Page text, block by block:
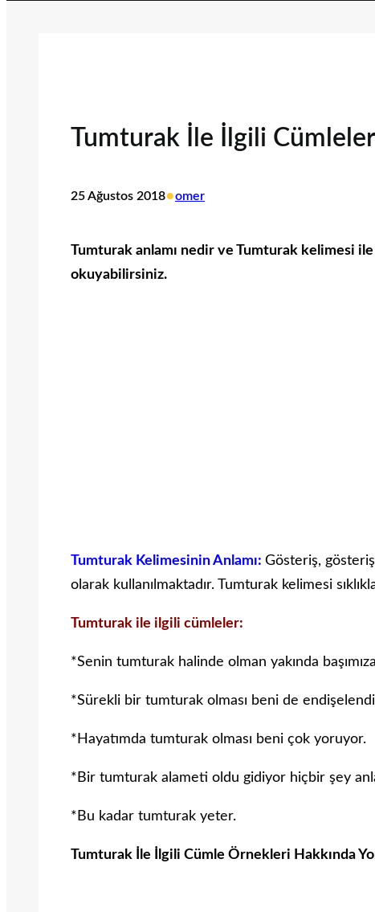
Tumturak İle İlgili Cümleler
25 Ağustos 2018•omer
Tumturak anlamı nedir ve Tumturak kelimesi ile
okuyabilirsiniz.
Tumturak Kelimesinin Anlamı: Gösteriş,
olarak kullanılmaktadır. Tumturak kelimesi
Tumturak ile ilgili cümleler:
*Senin tumturak halinde olman yakında
*Sürekli bir tumturak olması beni de
*Hayatımda tumturak olması beni çok yoruyor.
*Bir tumturak alameti oldu gidiyor hiçbir şey
*Bu kadar tumturak yeter.
Tumturak İle İlgili Cümle Örnekleri Hakkında